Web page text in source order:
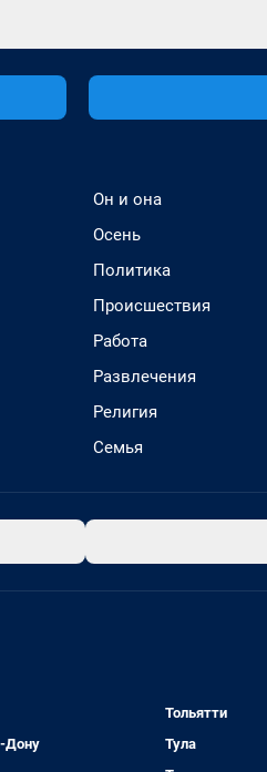
Он и она
Осень
Политика
Происшествия
Работа
Развлечения
Религия
Семья
Дону
Тольятти
Тула